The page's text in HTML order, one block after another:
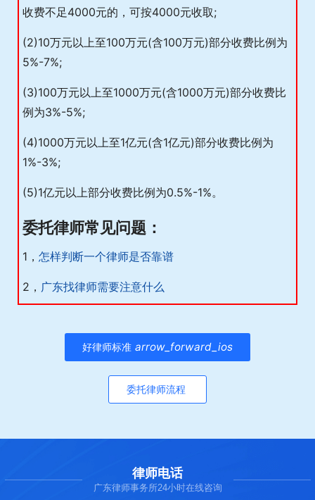
收费不足4000元的，可按4000元收取;
(2)10万元以上至100万元(含100万元)部分收费比例为
5%-7%;
(3)100万元以上至1000万元(含1000万元)部分收费比
例为3%-5%;
(4)1000万元以上至1亿元(含1亿元)部分收费比例为
1%-3%;
(5)1亿元以上部分收费比例为0.5%-1%。
委托律师常见问题：
1， 怎样判断一个律师是否靠谱
2， 广东找律师需要注意什么
好律师标准 arrow_forward_ios
委托律师流程
律师电话
广东律师事务所24小时在线咨询